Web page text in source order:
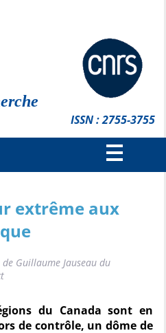
ISSN : 2755-3755
extrême aux
Guillaume Jauseau du
du Canada sont en
de contrôle, un dôme de